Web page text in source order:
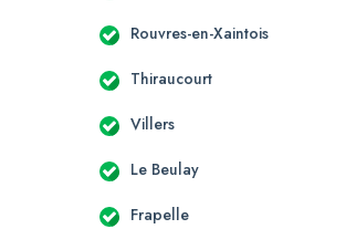
Rouvres-en-Xaintois
Thiraucourt
Villers
Le Beulay
Frapelle